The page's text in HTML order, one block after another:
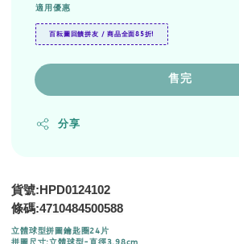
適用優惠
百耘圖回饋拼友 / 商品全面85折!
售完
分享
貨號:HPD0124102
條碼:4710484500588
立體球型拼圖鑰匙圈24片